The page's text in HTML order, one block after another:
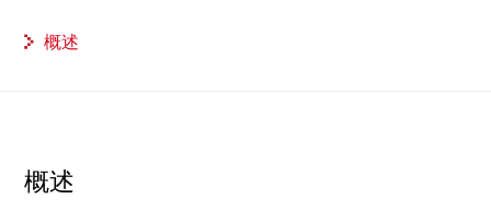
概述
概述